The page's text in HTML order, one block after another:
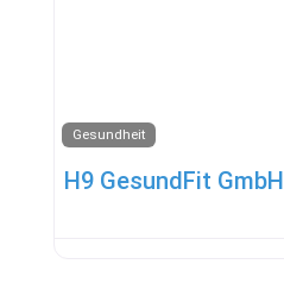
Gesundheit
H9 GesundFit GmbH